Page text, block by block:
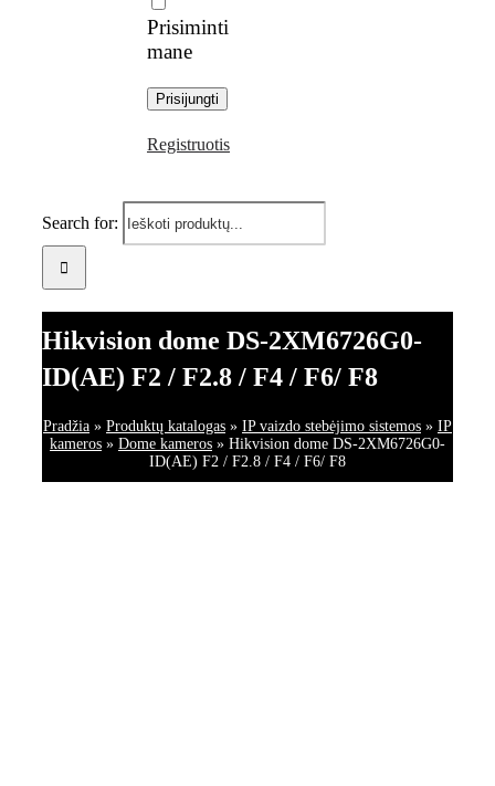
Prisiminti
mane
Registruotis
Search for:
Hikvision dome DS-2XM6726G0-
ID(AE) F2 / F2.8 / F4 / F6/ F8
Pradžia » Produktų katalogas » IP vaizdo stebėjimo sistemos » IP
kameros » Dome kameros » Hikvision dome DS-2XM6726G0-
ID(AE) F2 / F2.8 / F4 / F6/ F8